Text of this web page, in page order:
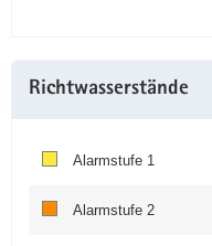
Richtwasserstände
Alarmstufe 1
Alarmstufe 2